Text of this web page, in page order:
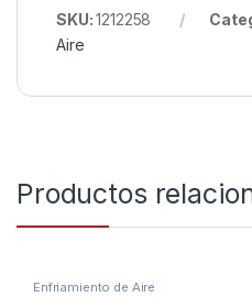
SKU:1212258
Aire
Productos
Enfriamiento de Aire